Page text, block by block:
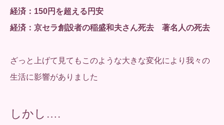
経済：150円を超える円安
経済：京セラ創設者の稲盛和夫さん死去 著名人の死去
ざっと上げて見てもこのような大きな変化により我々の
生活に影響がありました
しかし….